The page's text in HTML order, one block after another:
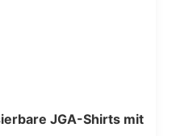
JGA-Shirts mit